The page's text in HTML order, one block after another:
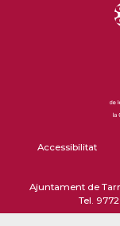
Accessibilitat
Ajuntament de
Tel.